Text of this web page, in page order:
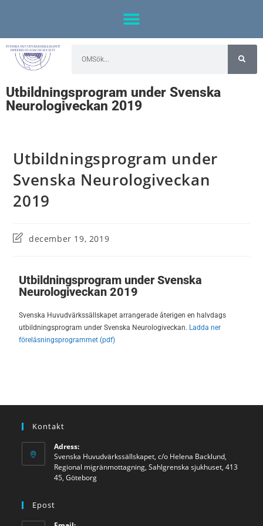
Utbildningsprogram under Svenska
Neurologiveckan 2019
Utbildningsprogram under
Svenska Neurologiveckan
2019
december 19, 2019
Utbildningsprogram under Svenska
Neurologiveckan 2019
Svenska Huvudvärkssällskapet arrangerade återigen en halvdags
utbildningsprogram under Svenska Neurologiveckan. Ladda ner
föreläsningsprogrammet (pdf)
Kontakt
Adress:
Svenska Huvudvärkssällskapet, c/o Helena Backlund,
Regional migränmottagning, Sahlgrenska sjukhuset, 413
45, Göteborg
Epost